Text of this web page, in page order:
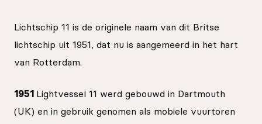
Lichtschip 11 is de originele naam van dit Britse
lichtschip uit 1951, dat nu is aangemeerd in het hart
van Rotterdam.
1951
Lightvessel 11 werd gebouwd in Dartmouth
(UK) en in gebruik genomen als mobiele vuurtoren